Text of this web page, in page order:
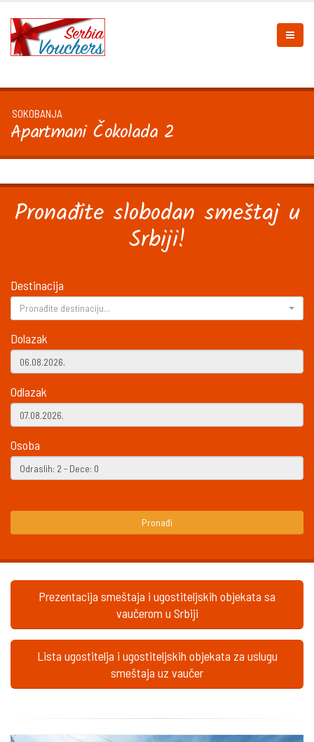
SOKOBANJA
Apartmani Čokolada 2
Pronađite slobodan smeštaj u
Srbiji!
Destinacija
Pronađite destinaciju...
Dolazak
Odlazak
Osoba
Pronađi
Prezentacija smeštaja i ugostiteljskih objekata sa
vaučerom u Srbiji
Lista ugostitelja i ugostiteljskih objekata za uslugu
smeštaja uz vaučer